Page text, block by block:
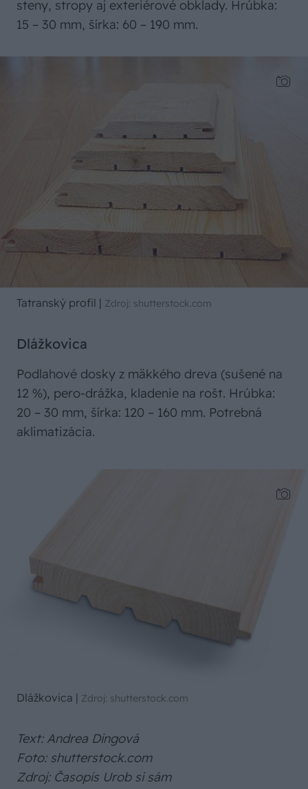
steny, stropy aj exteriérové obklady. Hrúbka:
15 – 30 mm, šírka: 60 – 190 mm.
Tatranský profil | Zdroj: shutterstock.com
Dlážkovica
Podlahové dosky z mäkkého dreva (sušené na
12 %), pero-drážka, kladenie na rošt. Hrúbka:
20 – 30 mm, šírka: 120 – 160 mm. Potrebná
aklimatizácia.
Dlážkovica | Zdroj: shutterstock.com
Text: Andrea Dingová
Foto: shutterstock.com
Zdroj: Časopis Urob si sám